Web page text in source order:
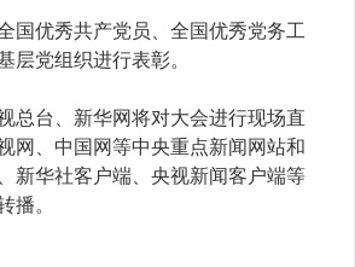
优秀共产党员、全国优秀党务工
层党组织进行表彰。
台、新华网将对大会进行现场直
网、中国网等中央重点新闻网站和
新华社客户端、央视新闻客户端等
播。